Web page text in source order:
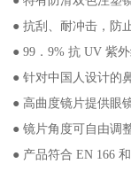
● 抗刮、耐冲击，防
● 99．9% 抗 UV 紫
● 针对中国人设计的
● 高曲度镜片提供眼
● 镜片角度可自由调
● 产品符合 EN 166